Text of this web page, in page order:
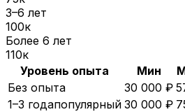
3–6 лет
100к
Более 6 лет
110к
Уровень опыта
Мин
Без опыта
30 000 ₽
1–3 годапопулярный 30 000 ₽